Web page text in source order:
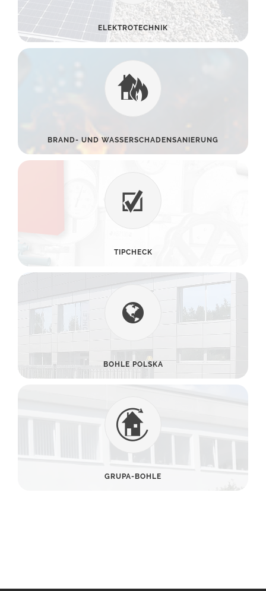
ELEKTROTECHNIK
BRAND- UND WASSERSCHADENSANIERUNG
TIPCHECK
BOHLE POLSKA
GRUPA-BOHLE